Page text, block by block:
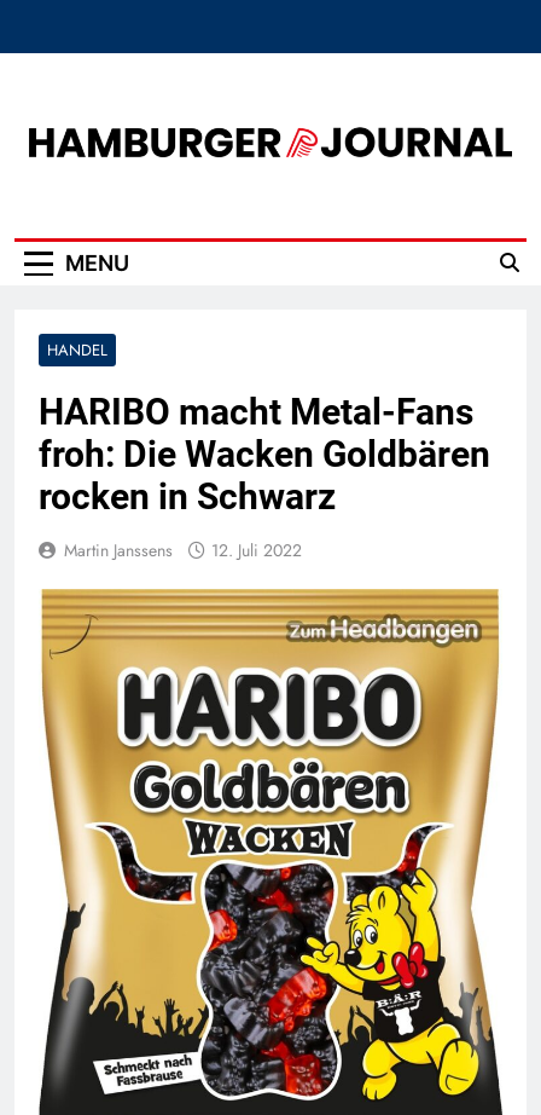
MENU
HANDEL
HARIBO macht Metal-Fans
froh: Die Wacken Goldbären
rocken in Schwarz
Martin Janssens 12. Juli 2022